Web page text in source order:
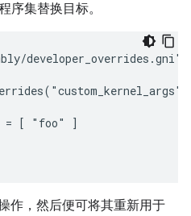
序集替换目标。
developer_overrides.gni")
= [ "foo" ]
作，然后便可将其重新用于